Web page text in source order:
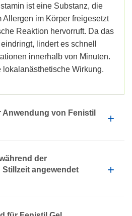
ist eine Substanz, die
Allergen im Körper freigesetzt
Reaktion hervorruft. Da das
lindert es schnell
innerhalb von Minuten.
lokalanästhetische Wirkung.
Anwendung von Fenistil
der
angewendet